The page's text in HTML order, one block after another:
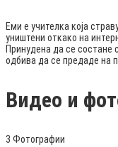
Еми е учителка која
уништени откако на
Принудена да се состане
одбива да се предаде на
Видео и
3 Фотографии